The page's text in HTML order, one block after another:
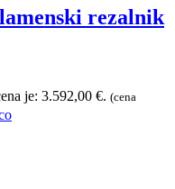
rezalnik
je: 3.592,00 €. (cena